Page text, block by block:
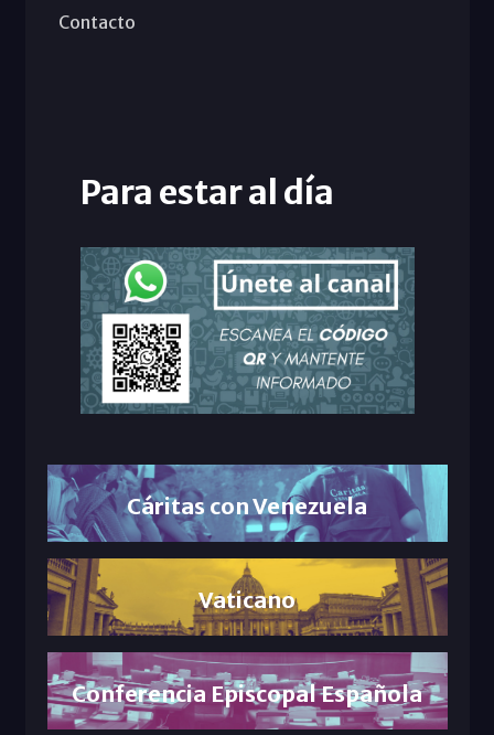
Contacto
Para estar al día
Cáritas con Venezuela
Vaticano
Conferencia Episcopal Española